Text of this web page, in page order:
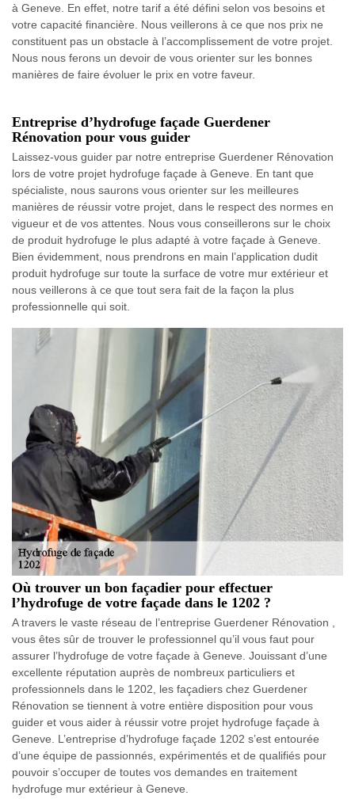
à Geneve. En effet, notre tarif a été défini selon vos besoins et
votre capacité financière. Nous veillerons à ce que nos prix ne
constituent pas un obstacle à l’accomplissement de votre projet.
Nous nous ferons un devoir de vous orienter sur les bonnes
manières de faire évoluer le prix en votre faveur.
Entreprise d’hydrofuge façade Guerdener
Rénovation pour vous guider
Laissez-vous guider par notre entreprise Guerdener Rénovation
lors de votre projet hydrofuge façade à Geneve. En tant que
spécialiste, nous saurons vous orienter sur les meilleures
manières de réussir votre projet, dans le respect des normes en
vigueur et de vos attentes. Nous vous conseillerons sur le choix
de produit hydrofuge le plus adapté à votre façade à Geneve.
Bien évidemment, nous prendrons en main l’application dudit
produit hydrofuge sur toute la surface de votre mur extérieur et
nous veillerons à ce que tout sera fait de la façon la plus
professionnelle qui soit.
Où trouver un bon façadier pour effectuer
l’hydrofuge de votre façade dans le 1202 ?
A travers le vaste réseau de l’entreprise Guerdener Rénovation ,
vous êtes sûr de trouver le professionnel qu’il vous faut pour
assurer l’hydrofuge de votre façade à Geneve. Jouissant d’une
excellente réputation auprès de nombreux particuliers et
professionnels dans le 1202, les façadiers chez Guerdener
Rénovation se tiennent à votre entière disposition pour vous
guider et vous aider à réussir votre projet hydrofuge façade à
Geneve. L’entreprise d’hydrofuge façade 1202 s’est entourée
d’une équipe de passionnés, expérimentés et de qualifiés pour
pouvoir s’occuper de toutes vos demandes en traitement
hydrofuge mur extérieur à Geneve.